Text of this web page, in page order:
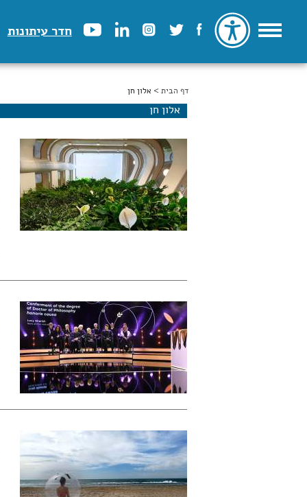
חדר עיתונות
הינך נמצא כאן
דף הבית > אלון חן
אלון חן